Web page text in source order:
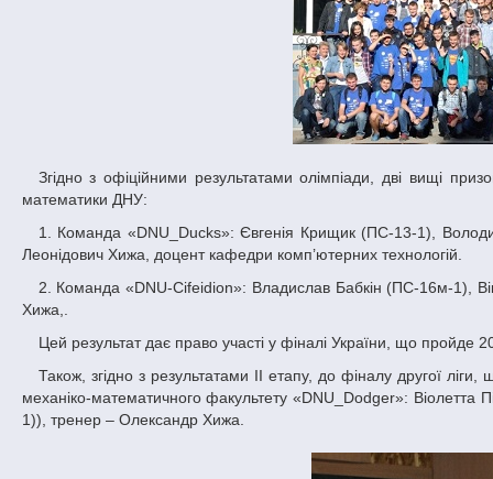
Згідно з офіційними результатами олімпіади, дві вищі призові сходинки в центральному регіоні посіли команди факультету прикладної
математики ДНУ:
1. Команда «DNU_Ducks»: Євгенія Крищик (ПС-13-1), Володимир Шаравара (ПС-13-1), Андрій Селіванов (ПЗ-14-1), тренер – Олександр
Леонідович Хижа, доцент кафедри комп’ютерних технологій.
2. Команда «DNU-Cifeidion»: Владислав Бабкін (ПС-16м-1), Віктор Шаравара (ПС-16м-1), Євген Радченко (ПЗ-16м-1), тренер – Олександр
Хижа,.
Цей результат дає право участі у фіналі України, що пройде
Також, згідно з результатами ІІ етапу, до фіналу другої ліги, що пройде в Одесі 23-29 жовтня 2016 р., потрапила ще одна команда ДНУ –
механіко-математичного факультету «DNU_Dodger»:
1)), тренер – Олександр Хижа.